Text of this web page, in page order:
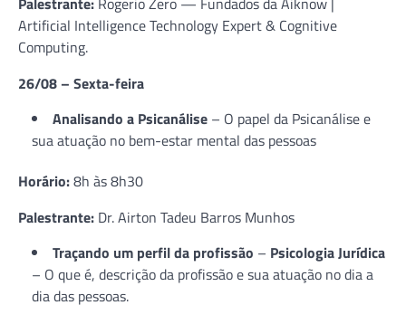
Artificial Intelligence Technology Expert & Cognitive
Computing.
26/08 – Sexta-feira
Analisando a Psicanálise – O papel da Psicanálise e
sua atuação no bem-estar mental das pessoas
Horário:8h às 8h30
Palestrante: Dr. Airton Tadeu Barros Munhos
Traçando um perfil da profissão – Psicologia Jurídica
– O que é, descrição da profissão e sua atuação no dia a
dia das pessoas.